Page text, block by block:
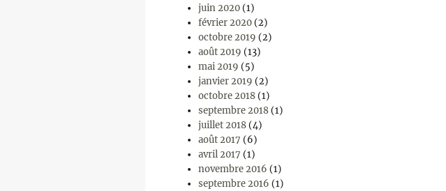
juin 2020 (1)
février 2020 (2)
octobre 2019 (2)
août 2019 (13)
mai 2019 (5)
janvier 2019 (2)
octobre 2018 (1)
septembre 2018 (1)
juillet 2018 (4)
août 2017 (6)
avril 2017 (1)
novembre 2016 (1)
septembre 2016 (1)